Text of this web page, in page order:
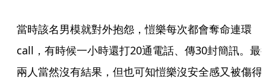
當時該名男模就對外抱怨，愷樂每次都會奪命連環
call，有時候一小時還打20通電話、傳30封簡訊。最
兩人當然沒有結果，但也可知愷樂沒安全感又被傷得